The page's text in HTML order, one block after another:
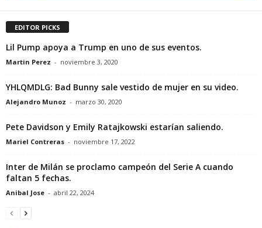
EDITOR PICKS
Lil Pump apoya a Trump en uno de sus eventos.
Martin Perez - noviembre 3, 2020
YHLQMDLG: Bad Bunny sale vestido de mujer en su video.
Alejandro Munoz - marzo 30, 2020
Pete Davidson y Emily Ratajkowski estarían saliendo.
Mariel Contreras - noviembre 17, 2022
Inter de Milán se proclamo campeón del Serie A cuando
faltan 5 fechas.
Anibal Jose - abril 22, 2024